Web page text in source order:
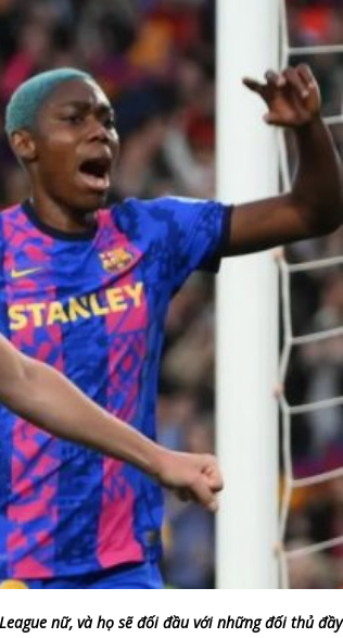
nữ, và họ sẽ đối đầu với những đối thủ đầy